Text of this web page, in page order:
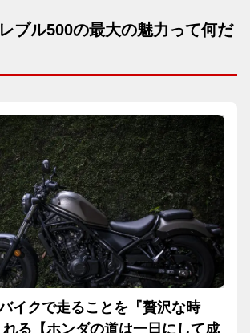
ル500の最大の魅力って何だ
イクで走ることを『贅沢な時
れる【ホンダの道は一日にして成